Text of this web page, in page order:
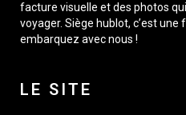
facture visuelle et des photos
voyager. Siège hublot, c’est
embarquez avec nous !
LE SITE